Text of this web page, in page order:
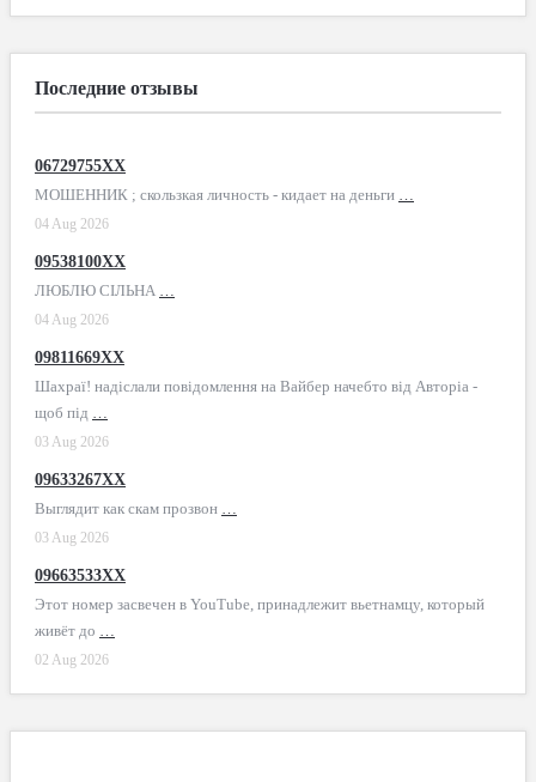
Последние отзывы
06729755XX
МОШЕННИК ; скользкая личность - кидает на деньги …
04 Aug 2026
09538100XX
ЛЮБЛЮ СІЛЬНА …
04 Aug 2026
09811669XX
Шахраї! надіслали повідомлення на Вайбер начебто від Авторіа -
щоб під …
03 Aug 2026
09633267XX
Выглядит как скам прозвон …
03 Aug 2026
09663533XX
Этот номер засвечен в YouTube, принадлежит вьетнамцу, который
живёт до …
02 Aug 2026